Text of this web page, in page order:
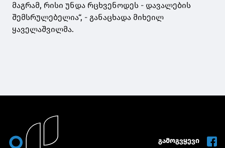
მაგრამ, რისი უნდა რცხვენოდეს - დავალების
შემსრულებელია“, - განაცხადა მიხეილ
ყაველაშვილმა.
გამოგვყევი